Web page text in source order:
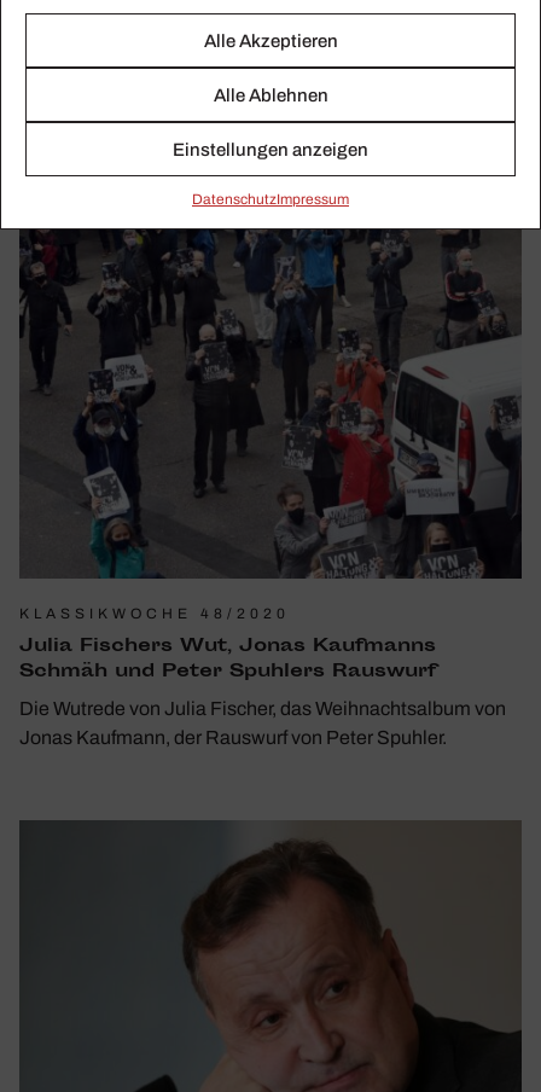
Alle Akzeptieren
Alle Ablehnen
Einstellungen anzeigen
Daten­schutzImpressum
KLASSIKWOCHE 48/2020
Julia Fischers Wut, Jonas Kauf­manns
Schmäh und Peter Spuh­lers Raus­wurf
Die Wutrede von Julia Fischer, das Weihnachtsalbum von
Jonas Kaufmann, der Rauswurf von Peter Spuhler.